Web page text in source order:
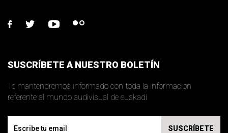
facebook
twitter youtubeflickr
SUSCRÍBETE A NUESTRO BOLETÍN
Te mantendremos informado con toda la información
referente al mundo audivisual de euskadi
SUSCRÍBETE